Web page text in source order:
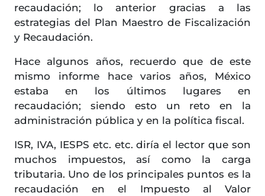
recaudación; lo anterior gracias a las
estrategias del Plan Maestro de Fiscalización
y Recaudación.
Hace algunos años, recuerdo que de este
mismo informe hace varios años, México
estaba en los últimos lugares en
recaudación; siendo esto un reto en la
administración pública y en la política fiscal.
ISR, IVA, IESPS etc. etc. diría el lector que son
muchos impuestos, así como la carga
tributaria. Uno de los principales puntos es la
recaudación en el Impuesto al Valor